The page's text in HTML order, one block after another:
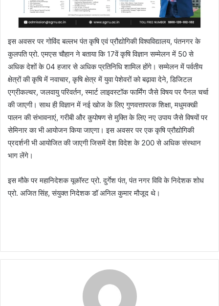
इस अवसर पर गोविंद बल्लभ पंत कृषि एवं प्रौद्योगिकी विश्वविद्यालय, पंतनगर के
कुलपति प्रो. एमएस चौहान ने बताया कि 17वें कृषि विज्ञान सम्मेलन में 50 से
अधिक देशों के 04 हजार से अधिक प्रतिनिधि शामिल होंगे। सम्मेलन में पर्वतीय
क्षेत्रों की कृषि में नवाचार, कृषि क्षेत्र में युवा पेशेवरों को बढ़ावा देने, डिजिटल
एग्रीकल्चर, जलवायु परिवर्तन, स्मार्ट लाइवस्टॉक फार्मिंग जैसे विषय पर पैनल चर्चा
की जाएगी। साथ ही विज्ञान में नई खोज के लिए गुणवत्तापरक शिक्षा, मधुमक्खी
पालन की संभावनाएं, गरीबी और कुपोषण से मुक्ति के लिए नए उपाय जैसे विषयों पर
सेमिनार का भी आयोजन किया जाएगा। इस अवसर पर एक कृषि प्रौद्योगिकी
प्रदर्शनी भी आयोजित की जाएगी जिसमें देश विदेश के 200 से अधिक संस्थान
भाग लेंगे।
इस मौके पर महानिदेशक यूकॉस्ट प्रो. दुर्गेश पंत, पंत नगर विवि के निदेशक शोध
प्रो. अजित सिंह, संयुक्त निदेशक डॉ अनिल कुमार मौजूद थे।